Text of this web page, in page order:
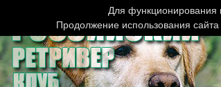
Для функционирования
Продолжение использования